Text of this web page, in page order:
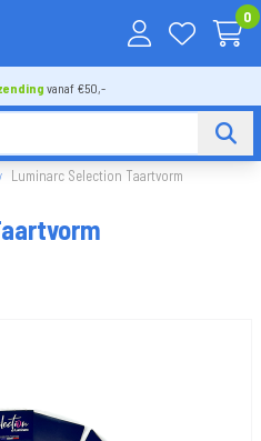
0
vanaf €50,-
Luminarc Selection Taartvorm